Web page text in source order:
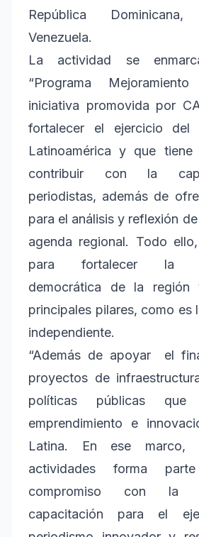
República
Venezuela.
La actividad se
“Programa
iniciativa promovida por
fortalecer el ejercicio del
Latinoamérica y que
contribuir con la
periodistas, además de
para el análisis y reflexión
agenda regional. Todo
para fortalecer la
democrática de la
principales pilares, como es
independiente.
“Además de apoyar el
proyectos de
políticas públicas que
emprendimiento e
Latina. En ese
actividades forma
compromiso con la
capacitación para el